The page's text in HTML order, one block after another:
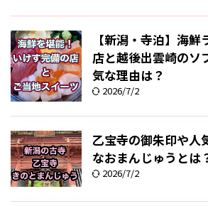
【新潟・寺泊】海
店と越後出雲崎のソ
気な理由は？
2026/7/2
乙宝寺の御朱印や人
なおまんじゅうとは
2026/7/2